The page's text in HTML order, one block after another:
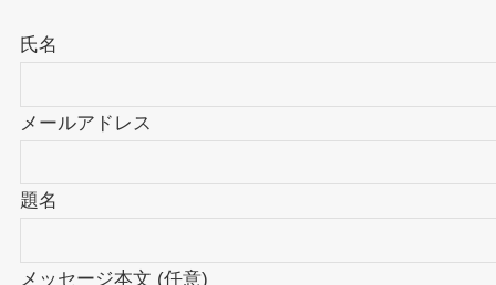
氏名
メールアドレス
題名
メッセージ本文 (任意)